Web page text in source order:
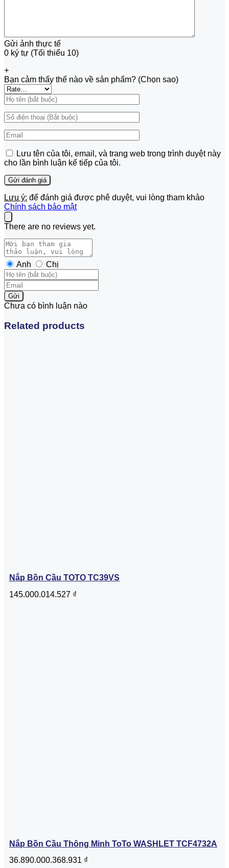
Gửi ảnh thực tế
0 ký tự (Tối thiểu 10)
+
Bạn cảm thấy thế nào về sản phẩm? (Chọn sao)
Lưu tên của tôi, email, và trang web trong trình duyệt này
cho lần bình luận kế tiếp của tôi.
Lưu ý: để đánh giá được phê duyệt, vui lòng tham khảo
Chính sách bảo mật
There are no reviews yet.
Anh Chị
Gửi
Chưa có bình luận nào
Related products
Nắp Bồn Cầu TOTO TC39VS
145.000.014.527 ₫
Nắp Bồn Cầu Thông Minh ToTo WASHLET TCF4732A
36.890.000.368.931 ₫